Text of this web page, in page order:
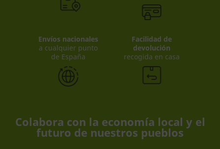
Envíos nacionales
a cualquier punto
de España
Facilidad de
devolución
recogida en casa
Colabora con la economía local y el
futuro de nuestros pueblos